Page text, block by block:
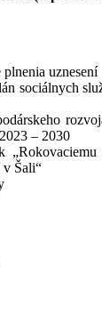
uznesení
sociálnych
– 2030
v Šali“